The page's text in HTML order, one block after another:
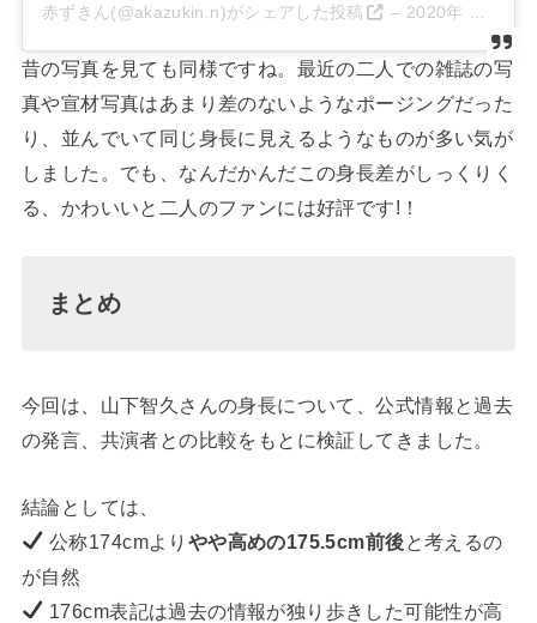
赤ずきん(@akazukin.n)がシェアした投稿 – 2020年 5月月3日午前10時31分PDT
昔の写真を見ても同様ですね。最近の二人での雑誌の写
真や宣材写真はあまり差のないようなポージングだった
り、並んでいて同じ身長に見えるようなものが多い気が
しました。でも、なんだかんだこの身長差がしっくりく
る、かわいいと二人のファンには好評です!！
まとめ
今回は、山下智久さんの身長について、公式情報と過去
の発言、共演者との比較をもとに検証してきました。
結論としては、
公称174cmより やや高めの175.5cm前後と考えるの
が自然
176cm表記は過去の情報が独り歩きした可能性が高